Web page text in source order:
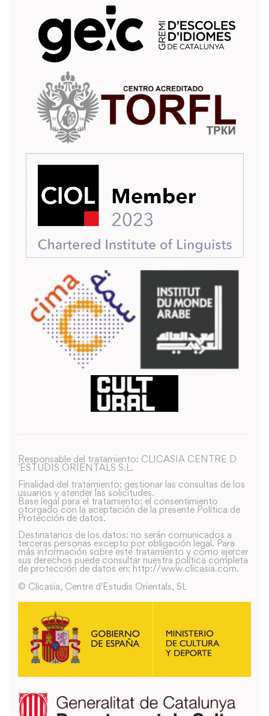
Responsable del tratamiento: CLICASIA CENTRE D
´ESTUDIS ORIENTALS S.L.
Finalidad del tratamiento: gestionar las consultas de los
usuarios y atender las solicitudes.
Base legal para el tratamiento: el consentimiento
otorgado con la aceptación de la presente Política de
Protección de datos.
Destinatarios de los datos: no serán comunicados a
terceras personas excepto por obligación legal. Para
más información sobre este tratamiento y como ejercer
sus derechos puede consultar nuestra política completa
de protección de datos en: http://www.clicasia.com.
© Clicasia, Centre d'Estudis Orientals, SL